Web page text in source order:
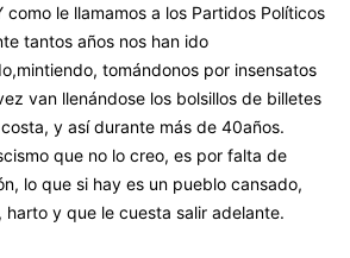
como le llamamos a los Partidos Políticos
tantos años nos han ido
tomándonos por insensatos
van llenándose los bolsillos de billetes
y así durante más de 40años.
que no lo creo, es por falta de
lo que si hay es un pueblo cansado,
harto y que le cuesta salir adelante.